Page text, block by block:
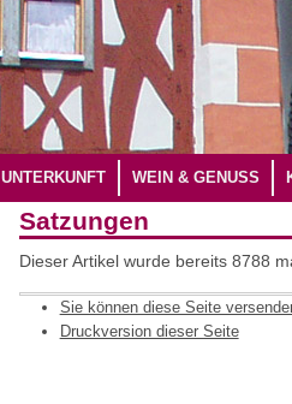
UNTERKUNFT WEIN & GENUSS
Satzungen
Dieser Artikel wurde bereits 8788
Sie können diese Seite
Druckversion dieser Seite